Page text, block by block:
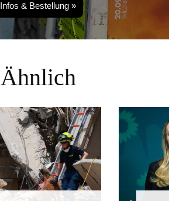
Infos & Bestellung »
Ähnlich